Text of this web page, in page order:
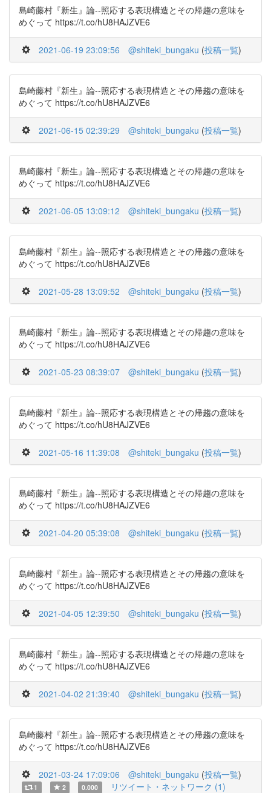
島崎藤村『新生』論--照応する表現構造とその帰趨の意味を
めぐって https://t.co/hU8HAJZVE6
2021-06-19 23:09:56 @shiteki_bungaku (投稿一覧)
島崎藤村『新生』論--照応する表現構造とその帰趨の意味を
めぐって https://t.co/hU8HAJZVE6
2021-06-15 02:39:29 @shiteki_bungaku (投稿一覧)
島崎藤村『新生』論--照応する表現構造とその帰趨の意味を
めぐって https://t.co/hU8HAJZVE6
2021-06-05 13:09:12 @shiteki_bungaku (投稿一覧)
島崎藤村『新生』論--照応する表現構造とその帰趨の意味を
めぐって https://t.co/hU8HAJZVE6
2021-05-28 13:09:52 @shiteki_bungaku (投稿一覧)
島崎藤村『新生』論--照応する表現構造とその帰趨の意味を
めぐって https://t.co/hU8HAJZVE6
2021-05-23 08:39:07 @shiteki_bungaku (投稿一覧)
島崎藤村『新生』論--照応する表現構造とその帰趨の意味を
めぐって https://t.co/hU8HAJZVE6
2021-05-16 11:39:08 @shiteki_bungaku (投稿一覧)
島崎藤村『新生』論--照応する表現構造とその帰趨の意味を
めぐって https://t.co/hU8HAJZVE6
2021-04-20 05:39:08 @shiteki_bungaku (投稿一覧)
島崎藤村『新生』論--照応する表現構造とその帰趨の意味を
めぐって https://t.co/hU8HAJZVE6
2021-04-05 12:39:50 @shiteki_bungaku (投稿一覧)
島崎藤村『新生』論--照応する表現構造とその帰趨の意味を
めぐって https://t.co/hU8HAJZVE6
2021-04-02 21:39:40 @shiteki_bungaku (投稿一覧)
島崎藤村『新生』論--照応する表現構造とその帰趨の意味を
めぐって https://t.co/hU8HAJZVE6
2021-03-24 17:09:06 @shiteki_bungaku (投稿一覧)
1 2 0.000 リツイート・ネットワーク (1)